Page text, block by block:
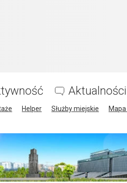
Aktualności
Helper Służby miejskie